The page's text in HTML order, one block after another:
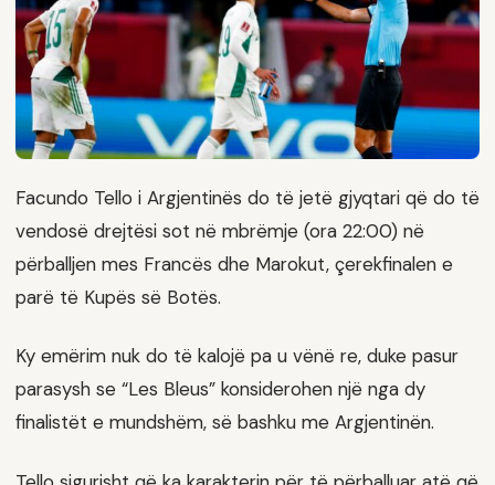
Facundo Tello i Argjentinës do të jetë gjyqtari që do të
vendosë drejtësi sot në mbrëmje (ora 22:00) në
përballjen mes Francës dhe Marokut, çerekfinalen e
parë të Kupës së Botës.
Ky emërim nuk do të kalojë pa u vënë re, duke pasur
parasysh se “Les Bleus” konsiderohen një nga dy
finalistët e mundshëm, së bashku me Argjentinën.